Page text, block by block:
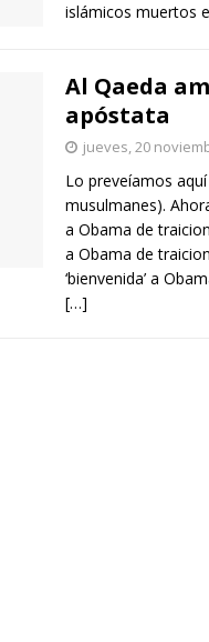
islámicos muertos
Al Qaeda
apóstata
jueves, 20
Lo preveíamos
musulmanes).
a Obama de
a Obama de
‘bienvenida’ a
[…]